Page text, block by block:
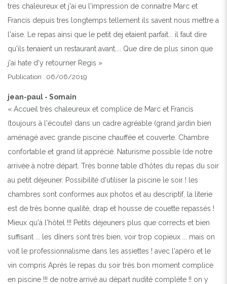
tres chaleureux et j'ai eu l'impression de connaitre Marc et
Francis depuis tres longtemps tellement ils savent nous mettre a
l'aise. Le repas ainsi que le petit dej etaient parfait... il faut dire
qu'ils tenaient un restaurant avant.... Que dire de plus sinon que
j'ai hate d'y retourner Regis »
Publication : 06/06/2019
jean-paul - Somain
« Accueil très chaleureux et complice de Marc et Francis
(toujours à l'écoute) dans un cadre agréable (grand jardin bien
aménagé avec grande piscine chauffée et couverte. Chambre
confortable et grand lit apprécié. Naturisme possible (de notre
arrivée à notre départ. Très bonne table d'hôtes du repas du soir
au petit déjeuner. Possibilité d'utiliser la piscine le soir ! les
chambres sont conformes aux photos et au descriptif, la literie
est de très bonne qualité, drap et housse de couette repassés !
Mieux qu'à l'hôtel !!! Petits déjeuners plus que corrects et bien
suffisant ... les dîners sont très bien, voir trop copieux ... mais on
voit le professionnalisme dans les assiettes ! avec l'apéro et le
vin compris Après le repas du soir très bon moment complice
en piscine !!! de notre arrivé au départ nudité complète !! on y